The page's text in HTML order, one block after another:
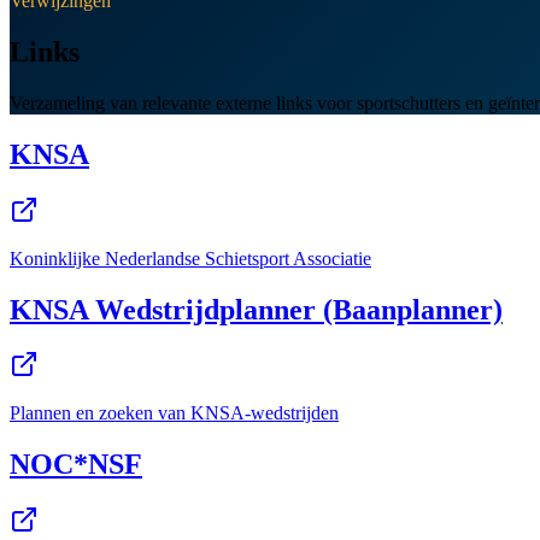
Links
Verzameling van relevante externe links voor sportschutters en
KNSA
Koninklijke Nederlandse Schietsport Associatie
KNSA Wedstrijdplanner (Baanplanner)
Plannen en zoeken van KNSA-wedstrijden
NOC*NSF